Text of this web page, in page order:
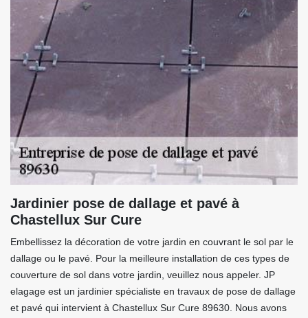
Jardinier pose de dallage et pavé à
Chastellux Sur Cure
Embellissez la décoration de votre jardin en couvrant le sol par le
dallage ou le pavé. Pour la meilleure installation de ces types de
couverture de sol dans votre jardin, veuillez nous appeler. JP
elagage est un jardinier spécialiste en travaux de pose de dallage
et pavé qui intervient à Chastellux Sur Cure 89630. Nous avons